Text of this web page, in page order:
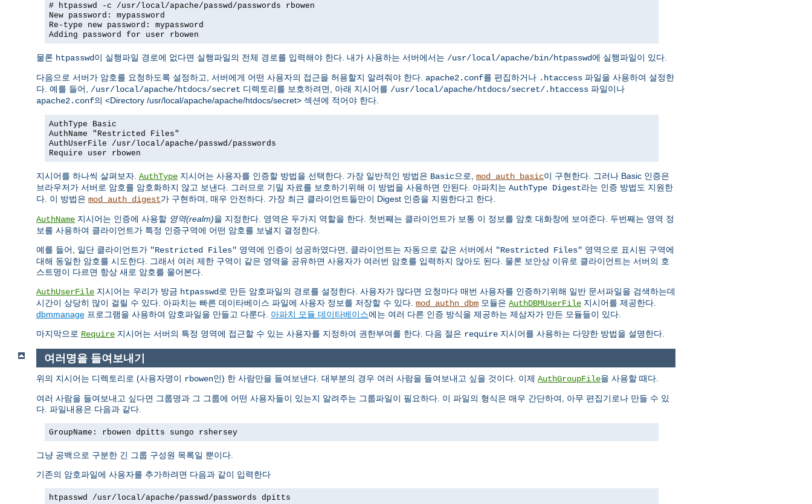
# htpasswd -c /usr/local/apache/passwd/passwords rbowen
New password: mypassword
Re-type new password: mypassword
Adding password for user rbowen
물론 htpasswd이 실행파일 경로에 없다면 실행파일의 전체 경로를 입력해야 한다. 내가 사용하는 서버에서는 /usr/local/apache/bin/htpasswd에 실행파일이 있다.
다음으로 서버가 암호를 요청하도록 설정하고, 서버에게 어떤 사용자의 접근을 허용할지 알려줘야 한다. apache2.conf를 편집하거나 .htaccess 파일을 사용하여 설정한
다. 예를 들어, /usr/local/apache/htdocs/secret 디렉토리를 보호하려면, 아래 지시어를 /usr/local/apache/htdocs/secret/.htaccess 파일이나
apache2.conf의 <Directory /usr/local/apache/apache/htdocs/secret> 섹션에 적어야 한다.
AuthType Basic
AuthName "Restricted Files"
AuthUserFile /usr/local/apache/passwd/passwords
Require user rbowen
지시어를 하나씩 살펴보자. AuthType 지시어는 사용자를 인증할 방법을 선택한다. 가장 일반적인 방법은 Basic으로, mod_auth_basic이 구현한다. 그러나 Basic 인증은
브라우저가 서버로 암호를 암호화하지 않고 보낸다. 그러므로 기밀 자료를 보호하기위해 이 방법을 사용하면 안된다. 아파치는 AuthType Digest라는 인증 방법도 지원한
다. 이 방법은 mod_auth_digest가 구현하며, 매우 안전하다. 가장 최근 클라이언트들만이 Digest 인증을 지원한다고 한다.
AuthName 지시어는 인증에 사용할 영역(realm)을 지정한다. 영역은 두가지 역할을 한다. 첫번째는 클라이언트가 보통 이 정보를 암호 대화창에 보여준다. 두번째는 영역 정
보를 사용하여 클라이언트가 특정 인증구역에 어떤 암호를 보낼지 결정한다.
예를 들어, 일단 클라이언트가 "Restricted Files" 영역에 인증이 성공하였다면, 클라이언트는 자동으로 같은 서버에서 "Restricted Files" 영역으로 표시된 구역에
대해 동일한 암호를 시도한다. 그래서 여러 제한 구역이 같은 영역을 공유하면 사용자가 여러번 암호를 입력하지 않아도 된다. 물론 보안상 이유로 클라이언트는 서버의 호
스트명이 다르면 항상 새로 암호를 물어본다.
AuthUserFile 지시어는 우리가 방금 htpasswd 로 만든 암호파일의 경로를 설정한다. 사용자가 많다면 요청마다 매번 사용자를 인증하기위해 일반 문서파일을 검색하는데
시간이 상당히 많이 걸릴 수 있다. 아파치는 빠른 데이타베이스 파일에 사용자 정보를 저장할 수 있다. mod_authn_dbm 모듈은 AuthDBMUserFile 지시어를 제공한다.
dbmmanage 프로그램을 사용하여 암호파일을 만들고 다룬다. 아파치 모듈 데이타베이스에는 여러 다른 인증 방식을 제공하는 제삼자가 만든 모듈들이 있다.
마지막으로 Require 지시어는 서버의 특정 영역에 접근할 수 있는 사용자를 지정하여 권한부여를 한다. 다음 절은 require 지시어를 사용하는 다양한 방법을 설명한다.
여러명을 들여보내기
위의 지시어는 디렉토리로 (사용자명이 rbowen인) 한 사람만을 들여보낸다. 대부분의 경우 여러 사람을 들여보내고 싶을 것이다. 이제 AuthGroupFile을 사용할 때다.
여러 사람을 들여보내고 싶다면 그룹명과 그 그룹에 어떤 사용자들이 있는지 알려주는 그룹파일이 필요하다. 이 파일의 형식은 매우 간단하여, 아무 편집기로나 만들 수 있
다. 파일내용은 다음과 같다.
GroupName: rbowen dpitts sungo rshersey
그냥 공백으로 구분한 긴 그룹 구성원 목록일 뿐이다.
기존의 암호파일에 사용자를 추가하려면 다음과 같이 입력한다
htpasswd /usr/local/apache/passwd/passwords dpitts